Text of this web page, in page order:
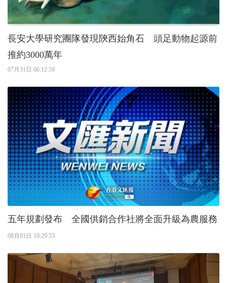
長安大學研究團隊發現陝西始角石 頭足動物起源前
推約3000萬年
07月31日 06:12:59
五年規劃發布 全國供銷合作社將全面升級為農服務
08月01日 10:29:53